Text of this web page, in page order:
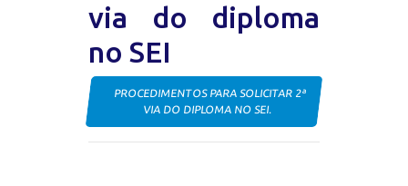
via do diploma
no SEI
PROCEDIMENTOS PARA SOLICITAR 2ª
VIA DO DIPLOMA NO SEI.